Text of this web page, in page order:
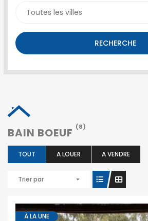
RECHERCHE
BAIN BOEUF (8)
TOUT A LOUER A VENDRE
Trier par
À LA UNE